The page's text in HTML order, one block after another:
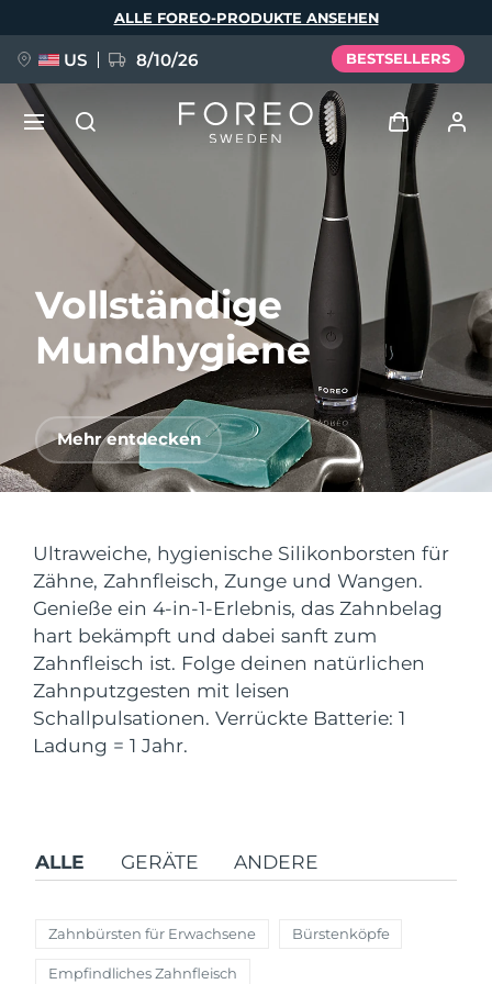
Vollständige
Mundhygiene
Mehr entdecken
Ultraweiche, hygienische Silikonborsten für
Zähne, Zahnfleisch, Zunge und Wangen.
Genieße ein 4-in-1-Erlebnis, das Zahnbelag
hart bekämpft und dabei sanft zum
Zahnfleisch ist. Folge deinen natürlichen
Zahnputzgesten mit leisen
Schallpulsationen. Verrückte Batterie: 1
Ladung = 1 Jahr.
ALLE GERÄTE ANDERE
Zahnbürsten für Erwachsene Bürstenköpfe
Empfindliches Zahnfleisch
ALLE FOREO-PRODUKTE ANSEHEN
US 8/10/26 BESTSELLERS
Anmelden
Benutzerkonto
Meine Geräte
Meine Bestellungen
Meine Adressen
Meine Abonnements
FAQ™ Pure Beauty-Tech Elixir
BREAKING NEWS
issa™ Teeth Whitening Set
FAQ™ Dual LED Panel
BELIEBT
Sprache
English Deutsch
Español
Français
Italiano
Português
Svenska
Русский
Türkçe
简体中文 繁體中文
Versandland
Vereinigte Staaten Erwartete Lieferung8/10/26
Vereinigtes
Königreich
Erwartete Lieferung 8/9/26
Spanien Erwartete Lieferung
Australien